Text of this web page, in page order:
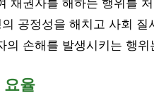
채권자를 해하는 행위를
공정성을 해치고 사회
의 손해를 발생시키는 행
요율